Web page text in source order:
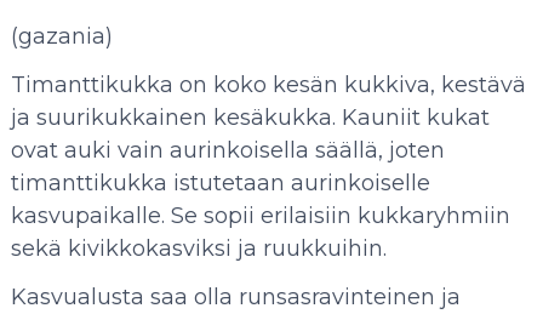
(gazania)
Timanttikukka on koko kesän kukkiva, kestävä
ja suurikukkainen kesäkukka. Kauniit kukat
ovat auki vain aurinkoisella säällä, joten
timanttikukka istutetaan aurinkoiselle
kasvupaikalle. Se sopii erilaisiin kukkaryhmiin
sekä kivikkokasviksi ja ruukkuihin.
Kasvualusta saa olla runsasravinteinen ja